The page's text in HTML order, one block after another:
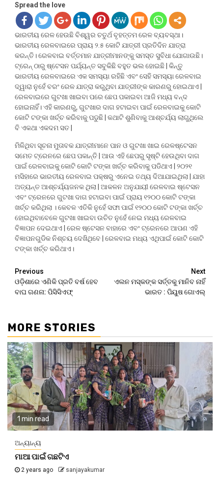
Spread the love
ଭାରତୀୟ ରେଳ ହେଉଛି ବିଶ୍ୱର ଚତୁର୍ଥ ବୃହତ୍ତମ ରେଳ ବ୍ୟବସ୍ଥା।
ଭାରତୀୟ ରେଳବାଇରେ ପ୍ରାୟ ୨.୫ କୋଟି ଯାତ୍ରୀ ପ୍ରତିଦିନ ଯାତ୍ରା
କରନ୍ତି। ରେଳବାଇ ବର୍ତ୍ତମାନ ଯାତ୍ରୀମାନଙ୍କୁ ସମସ୍ତ ସୁବିଧା ଯୋଗାଉଛି।
ଟ୍ରେନ୍ ଠାରୁ ଷ୍ଟେସନ ପର୍ଯ୍ୟନ୍ତ ସବୁକିଛି ବହୁତ ଭଲ ହୋଇଛି | କିନ୍ତୁ
ଭାରତୀୟ ରେଳବାଇରେ ଏକ ସମସ୍ୟା ରହିଛି ଏବଂ ସେହି ସମସ୍ୟା ରେଳବାଇ
ଦ୍ୱାରା ନୁହେଁ ବରଂ ରେଳ ଯାତ୍ରା କରୁଥିବା ଯାତ୍ରୀଙ୍କ କାରଣରୁ ହୋଇଥାଏ |
ରେଳବାଇରେ ଗୁଟଖା ଖାଇବା ପରେ ଛେପ ପକାଇବା ଆଜି ମଧ୍ୟ ବନ୍ଦ
ହୋଇନାହିଁ। ଏହି କାରଣରୁ, ଗୁଟଖାର ଦାଗ ହଟାଇବା ପାଇଁ ରେଳବାଇକୁ କୋଟି
କୋଟି ଟଙ୍କା ଖର୍ଚ୍ଚ କରିବାକୁ ପଡୁଛି | କଥାଟି ଶୁଣିବାକୁ ଆଶ୍ଚର୍ଯ୍ୟ ଲାଗୁଥିଲେ
ବି ଏକଥା ଏକଦମ ସତ |
ମିଳିଥିବା ସୂଚନା ମୁତାବକ ଯାତ୍ରୀମାନେ ପାନ ଓ ଗୁଟଖା ଖାଇ ରେଳଷ୍ଟେସନ
ସମେତ ଟ୍ରେନରେ ଛେପ ପକାନ୍ତି | ଆଉ ଏହି ଛେପରୁ ସୃଷ୍ଟି ହେଉଥିବା ଦାଗ
ପାଇଁ ରେଳବାଇକୁ କୋଟି କୋଟି ଟଙ୍କା ଖର୍ଚ୍ଚ କରିବାକୁ ପଡିଥାଏ | ୨୦୨୧
ମସିହାରେ ଭାରତୀୟ ରେଳବାଇ ପକ୍ଷରୁ ଏନେଇ ତଥ୍ୟ ଦିଆଯାଇଥିଲା | ଯାହା
ଅତ୍ୟନ୍ତ ଆଶ୍ଚର୍ଯ୍ୟଜନକ ଥିଲା | ଆକଳନ ଅନୁଯାୟୀ ରେଳବାଇ ଷ୍ଟେସନ
ଏବଂ ଟ୍ରେନରେ ଗୁଟଖା ଦାଗ ହଟାଇବା ପାଇଁ ପ୍ରାୟ ୧୨୦୦ କୋଟି ଟଙ୍କା
ଖର୍ଚ୍ଚ କରିଥିଲା । କେବଳ ଏତିକି ନୁହେଁ ସଫା ପାଇଁ ୧୨୦୦ କୋଟି ଟଙ୍କା ଖର୍ଚ୍ଚ
ହୋଇଥିବାବେଳେ ଗୁଟଖା ଖାଇବା ଉଚିତ ନୁହେଁ ନେଇ ମଧ୍ୟ ରେଳବାଇ
ବିଜ୍ଞାପନ ଦେଇଥାଏ | ରେଳ ଷ୍ଟେସନ ବାହାରେ ଏବଂ ଟ୍ରେନରେ ଆପଣ ଏହି
ବିଜ୍ଞାପନଗୁଡିକ ନିଶ୍ଚୟ ଦେଖିଥିବେ | ରେଳବାଇ ମଧ୍ୟ ଏଥିପାଇଁ କୋଟି କୋଟି
ଟଙ୍କା ଖର୍ଚ୍ଚ କରିଥାଏ।
Continue
Reading
Previous
ଓଡ଼ିଶାରେ ଏଣିକି ପ୍ରତି ବର୍ଷ ହେବ
ବାଘ ଗଣନା: ପିସିସିଏଫ୍
Next
ଏଲନ ମସ୍କଙ୍କ ସର୍ତ୍ତକୁ ମାନିବ ନାହିଁ
ଭାରତ : ପିୟୁଷ ଗୋଏଲ୍
MORE STORIES
1 min read
ଅନ୍ୟାନ୍ୟ
ମାଆ ପାଇଁ ଗଛଟିଏ
2 years ago sanjayakumar